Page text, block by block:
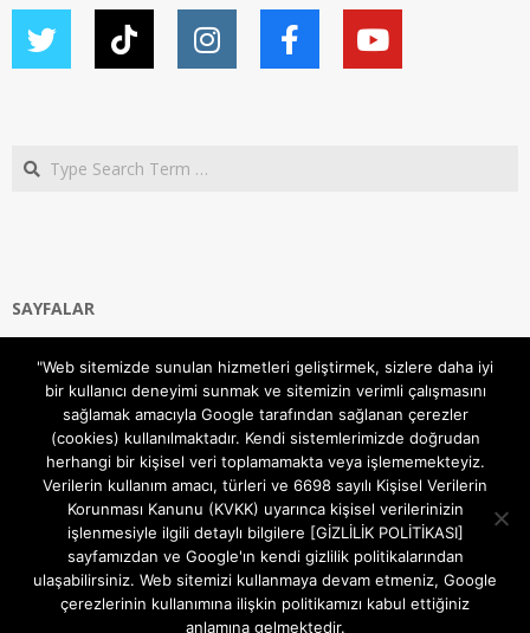
Search
SAYFALAR
Gizlilik ve Çerezler (Cookies) Politikası
Hakkımızda
İletişim Kanalları
MODEM KURULUM
TEKNİK DESTEK
TELEVİZYON SİSTEMLERİ
"Web sitemizde sunulan hizmetleri geliştirmek, sizlere daha iyi
bir kullanıcı deneyimi sunmak ve sitemizin verimli çalışmasını
sağlamak amacıyla Google tarafından sağlanan çerezler
(cookies) kullanılmaktadır. Kendi sistemlerimizde doğrudan
herhangi bir kişisel veri toplamamakta veya işlememekteyiz.
Verilerin kullanım amacı, türleri ve 6698 sayılı Kişisel Verilerin
Korunması Kanunu (KVKK) uyarınca kişisel verilerinizin
işlenmesiyle ilgili detaylı bilgilere [GİZLİLİK POLİTİKASI]
sayfamızdan ve Google'ın kendi gizlilik politikalarından
ulaşabilirsiniz. Web sitemizi kullanmaya devam etmeniz, Google
çerezlerinin kullanımına ilişkin politikamızı kabul ettiğiniz
anlamına gelmektedir.